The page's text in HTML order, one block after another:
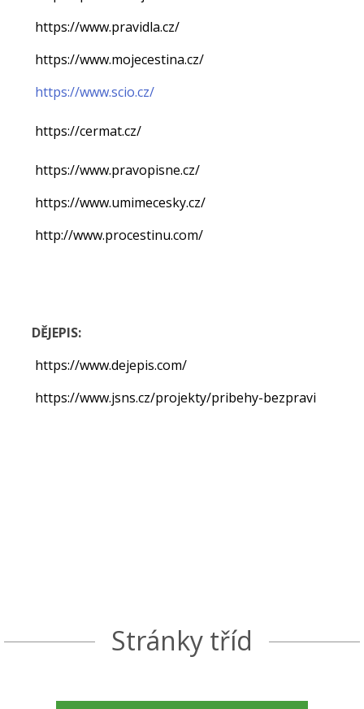
https://www.pravidla.cz/
https://www.mojecestina.cz/
https://www.scio.cz/
https://cermat.cz/
https://www.pravopisne.cz/
https://www.umimecesky.cz/
http://www.procestinu.com/
DĚJEPIS:
https://www.dejepis.com/
https://www.jsns.cz/projekty/pribehy-bezpravi
Stránky tříd